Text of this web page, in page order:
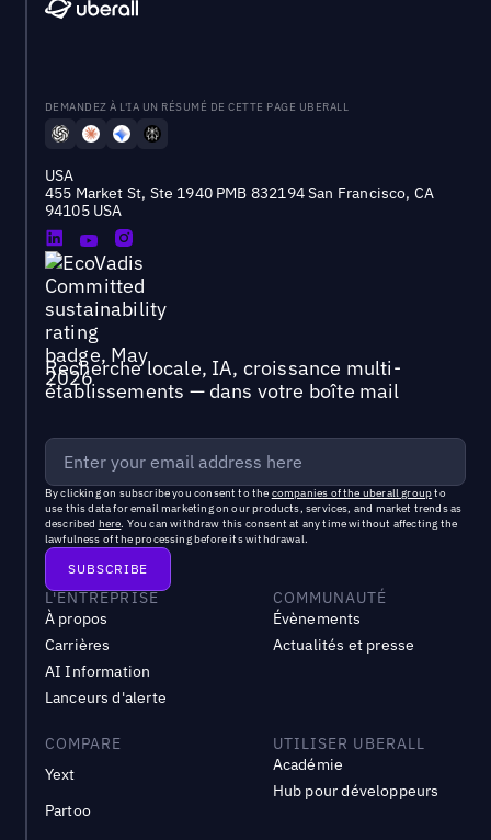
DEMANDEZ À L'IA UN RÉSUMÉ DE CETTE PAGE UBERALL
USA
455 Market St, Ste 1940 PMB 832194 San Francisco, CA
94105 USA
Recherche locale, IA, croissance multi-
établissements — dans votre boîte mail
By clicking on subscribe you consent to the companies of the uberall groupto
use this data for email marketing on our products, services, and market trends as
described here. You can withdraw this consent at any time without affecting the
lawfulness of the processing before its withdrawal.
L'ENTREPRISE
À propos
Carrières
AI Information
Lanceurs d'alerte
COMMUNAUTÉ
Évènements
Actualités et presse
COMPARE
Yext
Partoo
UTILISER UBERALL
Académie
Hub pour développeurs